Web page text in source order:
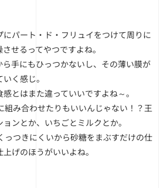
パート・ド・フリュイをつけて周りに
せるってやつですよね。
手にもひっつかないし、その薄い膜が
く感じ。
とはまた違っていいですよね～。
組み合わせたりもいいんじゃない！？王
ンとか、いちごとミルクとか。
っつきにくいから砂糖をまぶすだけの仕
げのほうがいいよね。